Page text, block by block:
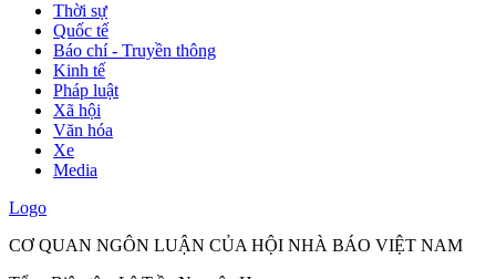
Thời sự
Quốc tế
Báo chí - Truyền thông
Kinh tế
Pháp luật
Xã hội
Văn hóa
Xe
Media
Logo
CƠ QUAN NGÔN LUẬN CỦA HỘI NHÀ BÁO VIỆT NAM